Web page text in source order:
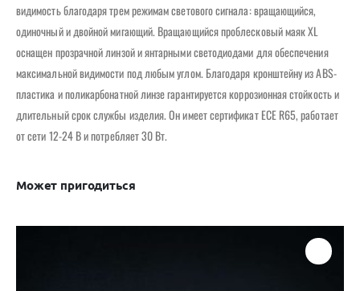
видимость благодаря трем режимам светового сигнала: вращающийся,
одиночный и двойной мигающий. Вращающийся проблесковый маяк XL
оснащен прозрачной линзой и янтарными светодиодами для обеспечения
максимальной видимости под любым углом. Благодаря кронштейну из ABS-
пластика и поликарбонатной линзе гарантируется коррозионная стойкость и
длительный срок службы изделия. Он имеет сертификат ECE R65, работает
от сети 12-24 В и потребляет 30 Вт.
Может пригодиться